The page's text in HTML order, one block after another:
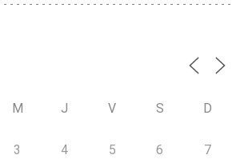
M J V S D
3 4 5 6 7